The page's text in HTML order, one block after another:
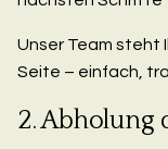
Unser Team steht
Seite – einfach,
2. Abholung